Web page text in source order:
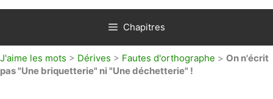
Chapitres
J'aime les mots > Dérives > Fautes d'orthographe > On n'écrit
pas "Une briquetterie" ni "Une déchetterie" !